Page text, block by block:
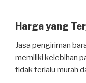
Harga yang
Jasa pengiriman
memiliki kelebihan
tidak terlalu murah